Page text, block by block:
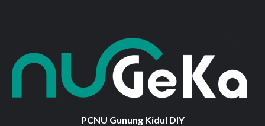
PCNU Gunung Kidul DIY